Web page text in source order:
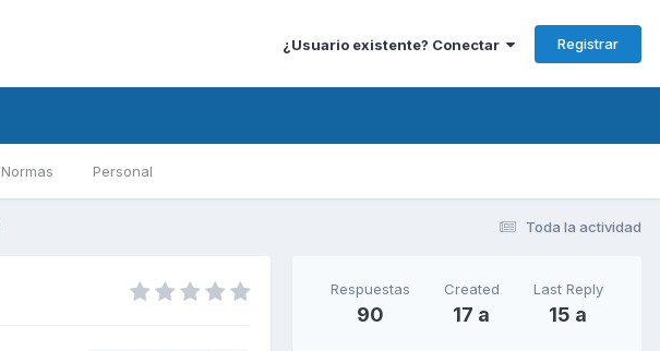
¿Usuario existente? Conectar Registrar
Normas Personal
Toda la actividad
Respuestas
90
Created
17 a
Last Reply
15 a